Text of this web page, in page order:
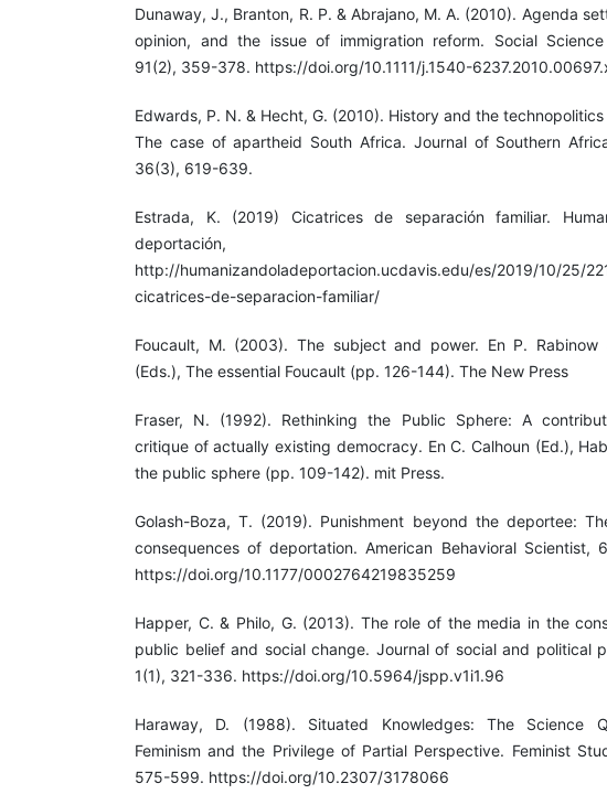
Dunaway, J., Branton, R. P. & Abrajano, M. A. (2010). Agenda
opinion, and the issue of immigration reform. Social Science
91(2), 359-378. https://doi.org/10.1111/j.1540-
Edwards, P. N. & Hecht, G. (2010). History and the
The case of apartheid South Africa. Journal of Southern
36(3), 619-639.
Estrada, K. (2019) Cicatrices de separación familiar.
deportación,
http://humanizandoladeportacion.ucdavis.edu/es/2019/10/25/
cicatrices-de-separacion-familiar/
Foucault, M. (2003). The subject and power. En P. Rabinow
(Eds.), The essential Foucault (pp. 126-144). The New Press
Fraser, N. (1992). Rethinking the Public Sphere: A
critique of actually existing democracy. En C. Calhoun (Ed.),
the public sphere (pp. 109-142). mit Press.
Golash-Boza, T. (2019). Punishment beyond the deportee:
consequences of deportation. American Behavioral Scientist,
https://doi.org/10.1177/0002764219835259
Happer, C. & Philo, G. (2013). The role of the media in the
public belief and social change. Journal of social and political
1(1), 321-336. https://doi.org/10.5964/jspp.v1i1.96
Haraway, D. (1988). Situated Knowledges: The Science
Feminism and the Privilege of Partial Perspective. Feminist
575-599. https://doi.org/10.2307/3178066